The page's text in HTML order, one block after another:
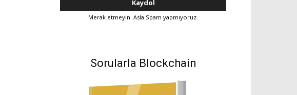
Merak etmeyin. Asla Spam yapmıyoruz.
Sorularla Blockchain